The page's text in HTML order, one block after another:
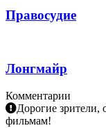
Правосудие
Лонгмайр
Комментарии
Дорогие зрители,
фильмам!